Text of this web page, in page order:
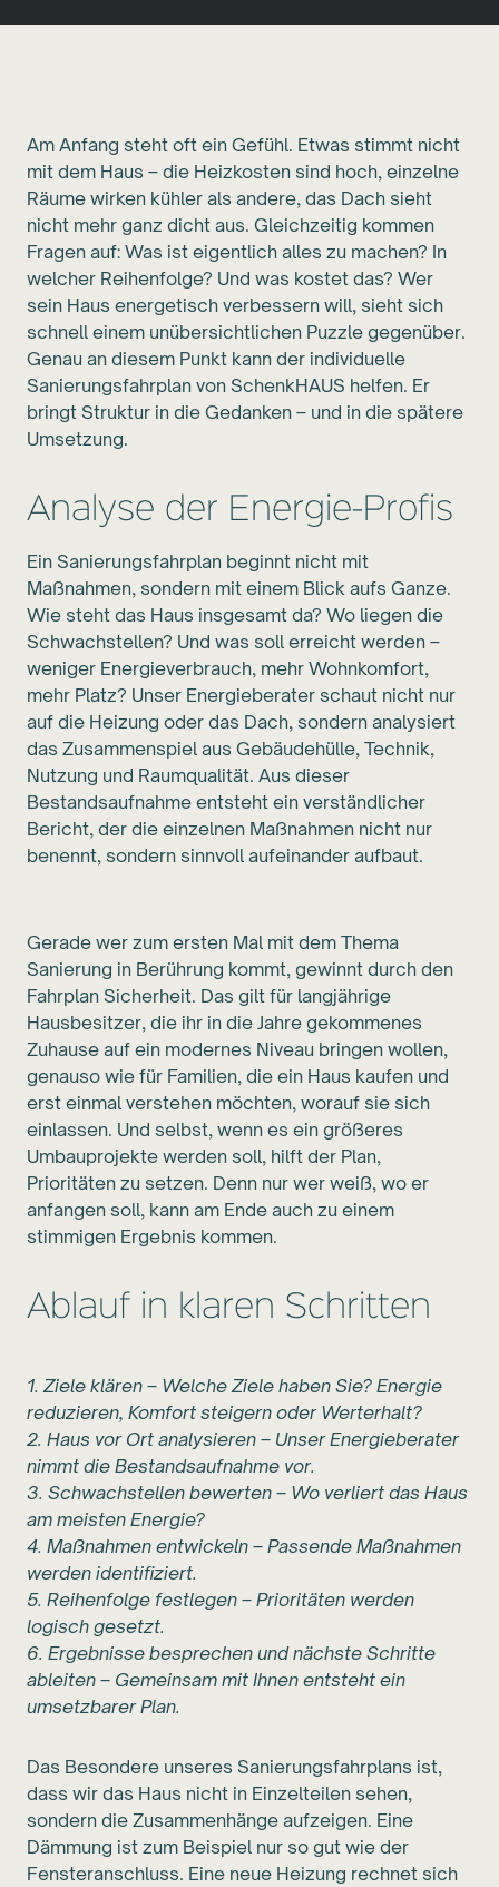
Am Anfang steht oft ein Gefühl. Etwas stimmt nicht
mit dem Haus – die Heizkosten sind hoch, einzelne
Räume wirken kühler als andere, das Dach sieht
nicht mehr ganz dicht aus. Gleichzeitig kommen
Fragen auf: Was ist eigentlich alles zu machen? In
welcher Reihenfolge? Und was kostet das? Wer
sein Haus energetisch verbessern will, sieht sich
schnell einem unübersichtlichen Puzzle gegenüber.
Genau an diesem Punkt kann der individuelle
Sanierungsfahrplan von SchenkHAUS helfen. Er
bringt Struktur in die Gedanken – und in die spätere
Umsetzung.
Analyse der Energie-Profis
Ein Sanierungsfahrplan beginnt nicht mit
Maßnahmen, sondern mit einem Blick aufs Ganze.
Wie steht das Haus insgesamt da? Wo liegen die
Schwachstellen? Und was soll erreicht werden –
weniger Energieverbrauch, mehr Wohnkomfort,
mehr Platz? Unser Energieberater schaut nicht nur
auf die Heizung oder das Dach, sondern analysiert
das Zusammenspiel aus Gebäudehülle, Technik,
Nutzung und Raumqualität. Aus dieser
Bestandsaufnahme entsteht ein verständlicher
Bericht, der die einzelnen Maßnahmen nicht nur
benennt, sondern sinnvoll aufeinander aufbaut.
Gerade wer zum ersten Mal mit dem Thema
Sanierung in Berührung kommt, gewinnt durch den
Fahrplan Sicherheit. Das gilt für langjährige
Hausbesitzer, die ihr in die Jahre gekommenes
Zuhause auf ein modernes Niveau bringen wollen,
genauso wie für Familien, die ein Haus kaufen und
erst einmal verstehen möchten, worauf sie sich
einlassen. Und selbst, wenn es ein größeres
Umbauprojekte werden soll, hilft der Plan,
Prioritäten zu setzen. Denn nur wer weiß, wo er
anfangen soll, kann am Ende auch zu einem
stimmigen Ergebnis kommen.
Ablauf in klaren Schritten
1. Ziele klären – Welche Ziele haben Sie? Energie
reduzieren, Komfort steigern oder Werterhalt?
2. Haus vor Ort analysieren – Unser Energieberater
nimmt die Bestandsaufnahme vor.
3. Schwachstellen bewerten – Wo verliert das Haus
am meisten Energie?
4. Maßnahmen entwickeln – Passende Maßnahmen
werden identifiziert.
5. Reihenfolge festlegen – Prioritäten werden
logisch gesetzt.
6. Ergebnisse besprechen und nächste Schritte
ableiten – Gemeinsam mit Ihnen entsteht ein
umsetzbarer Plan.
Das Besondere unseres Sanierungsfahrplans ist,
dass wir das Haus nicht in Einzelteilen sehen,
sondern die Zusammenhänge aufzeigen. Eine
Dämmung ist zum Beispiel nur so gut wie der
Fensteranschluss. Eine neue Heizung rechnet sich